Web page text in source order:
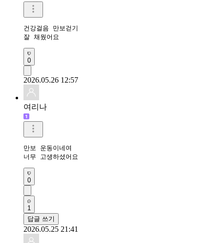
건강걸음 만보걷기
잘 채웠어요
0
2026.05.26 12:57
여리나
만보 운동이네여
너무 고생하셨어요
0
1
답글 쓰기
2026.05.25 21:41